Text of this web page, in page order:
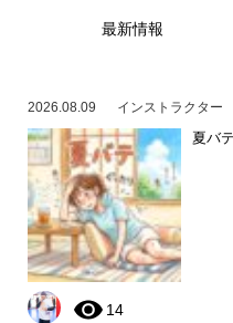
最新情報
2026.08.09 インストラクター
夏バテ
14